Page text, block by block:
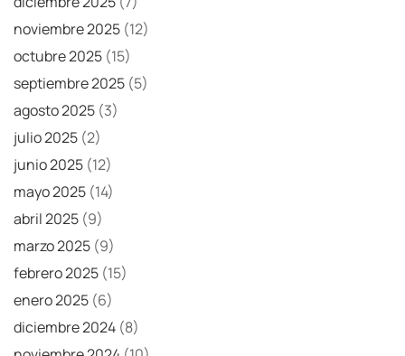
noviembre 2025 (12)
octubre 2025 (15)
septiembre 2025 (5)
agosto 2025 (3)
julio 2025 (2)
junio 2025 (12)
mayo 2025 (14)
abril 2025 (9)
marzo 2025 (9)
febrero 2025 (15)
enero 2025 (6)
diciembre 2024 (8)